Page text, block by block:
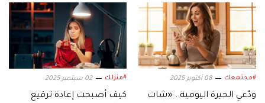
#مجتمعك 08 أكتوبر 2025
ودّعي الحيرة اليومية.. «شات
#منزلك 02 سبتمبر 2025
كيف أصبحت إعادة ترقيع